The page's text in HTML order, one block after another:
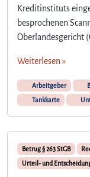
Kreditinstituts
besprochenen
Oberlandesgericht
Weiterlesen »
Arbeitgeber
Tankkarte
Betrug § 263 StGB
Urteil- und